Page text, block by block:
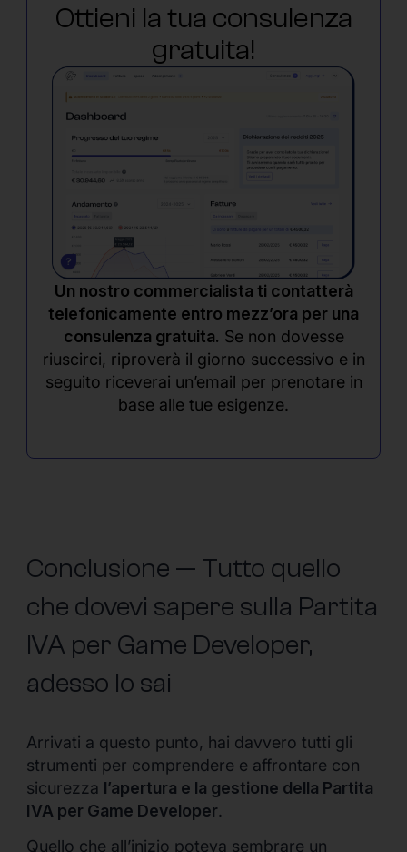
Ottieni la tua consulenza
gratuita!
Un nostro commercialista ti contatterà
telefonicamente entro mezz’ora per una
consulenza gratuita. Se non dovesse
riuscirci, riproverà il giorno successivo e in
seguito riceverai un’email per prenotare in
base alle tue esigenze.
Conclusione — Tutto quello
che dovevi sapere sulla Partita
IVA per Game Developer,
adesso lo sai
Arrivati a questo punto, hai davvero tutti gli
strumenti per comprendere e affrontare con
sicurezza l’apertura e la gestione della Partita
IVA per Game Developer.
Quello che all’inizio poteva sembrare un